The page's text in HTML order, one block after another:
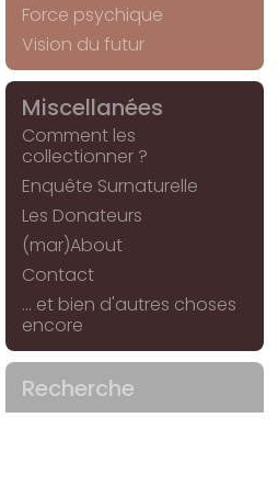
Force psychique
Vision du futur
Miscellanées
Comment les
collectionner ?
Enquête Surnaturelle
Les Donateurs
(mar)About
Contact
... et bien d'autres choses
encore
Recherche